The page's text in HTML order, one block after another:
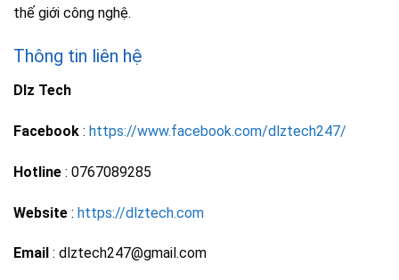
thế giới công nghệ.
Thông tin liên hệ
Dlz Tech
Facebook : https://www.facebook.com/dlztech247/
Hotline : 0767089285
Website : https://dlztech.com
Email : dlztech247@gmail.com